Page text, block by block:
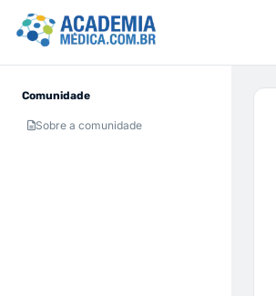
Comunidade
Sobre a comunidade